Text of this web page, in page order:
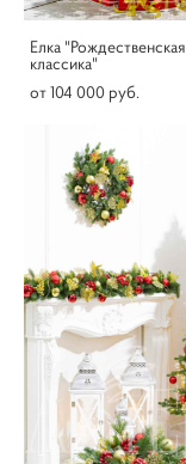
Елка "Рождественская
классика"
от 104 000 pуб.